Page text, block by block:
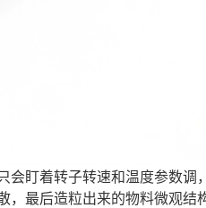
盯着转子转速和温度参数
最后造粒出来的物料微观